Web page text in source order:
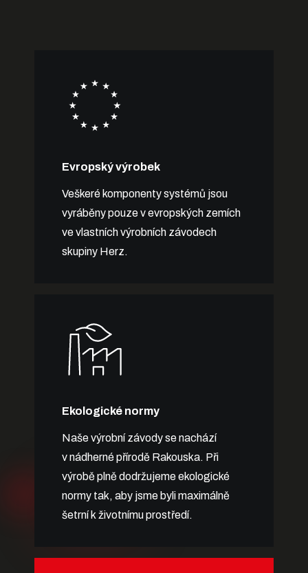
Evropský výrobek
Veškeré komponenty systémů jsou
vyráběny pouze v evropských zemích
ve vlastních výrobních závodech
skupiny Herz.
Ekologické normy
Naše výrobní závody se nachází
v nádherné přírodě Rakouska. Při
výrobě plně dodržujeme ekologické
normy tak, aby jsme byli maximálně
šetrní k životnímu prostředí.